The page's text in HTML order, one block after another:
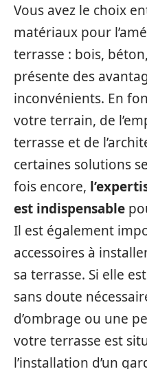
Vous avez le choix
matériaux pour
terrasse : bois,
présente des
inconvénients. En
votre terrain, de
terrasse et de
certaines solutions
fois encore,
est indispensable
Il est également
accessoires à
sa terrasse. Si elle
sans doute
d’ombrage ou une
votre terrasse est
l’installation d’un